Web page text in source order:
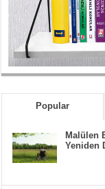
Popular
Malülen
Yeniden